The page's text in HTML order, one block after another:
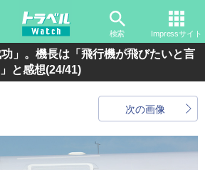
検索 Impressサイト
」。機長は「飛行機が飛びたいと言
と感想(24/41)
次の画像